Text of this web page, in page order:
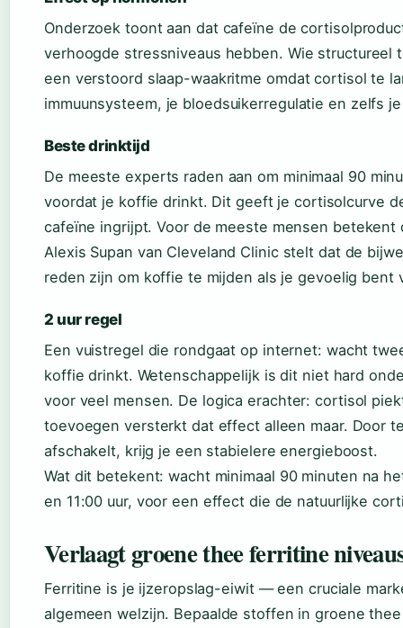
Onderzoek toont aan dat cafeïne de
verhoogde stressniveaus hebben. Wie
een verstoord slaap-waakritme omdat cortisol te
immuunsysteem, je bloedsuikerregulatie en zelfs
Beste drinktijd
De meeste experts raden aan om minimaal 90
voordat je koffie drinkt. Dit geeft je cortisolcurve
cafeïne ingrijpt. Voor de meeste mensen betekent
Alexis Supan van Cleveland Clinic stelt dat de
reden zijn om koffie te mijden als je gevoelig bent
2 uur regel
Een vuistregel die rondgaat op internet: wacht
koffie drinkt. Wetenschappelijk is dit niet hard
voor veel mensen. De logica erachter: cortisol
toevoegen versterkt dat effect alleen maar. Door
afschakelt, krijg je een stabielere energieboost.
Wat dit betekent: wacht minimaal 90 minuten na
en 11:00 uur, voor een effect die de natuurlijke
Verlaagt groene thee ferritine
Ferritine is je ijzeropslag-eiwit — een cruciale
algemeen welzijn. Bepaalde stoffen in groene